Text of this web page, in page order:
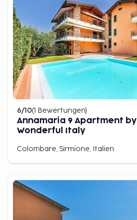
6/10(1 Bewertungen)
Annamaria 9 Apartment by
Wonderful Italy
Colombare, Sirmione, Italien